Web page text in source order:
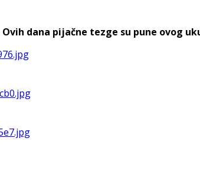
dana pijačne tezge su pune ovog